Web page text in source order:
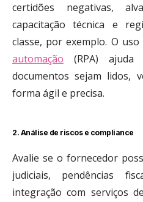
certidões negativas,
capacitação técnica e
classe, por exemplo. O
automação (RPA)
documentos sejam lidos,
forma ágil e precisa.
2. Análise de riscos e compliance
Avalie se o fornecedor
judiciais, pendências
integração com serviços